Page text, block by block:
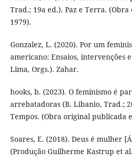
Trad.; 19a ed.). Paz e Terra.
1979).
Gonzalez, L. (2020). Por um
americano: Ensaios, intervenções
Lima, Orgs.). Zahar.
hooks, b. (2023). O feminismo é
arrebatadoras (B. Libanio, Trad.;
Tempos. (Obra original publicada
Soares, E. (2018). Deus é mulher
(Produção Guilherme Kastrup et